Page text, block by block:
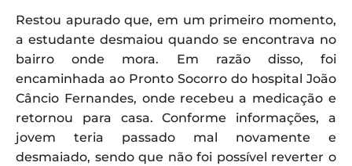
Restou apurado que, em um primeiro momento,
a estudante desmaiou quando se encontrava no
bairro onde mora. Em razão disso, foi
encaminhada ao Pronto Socorro do hospital João
Câncio Fernandes, onde recebeu a medicação e
retornou para casa. Conforme informações, a
jovem teria passado mal novamente e
desmaiado, sendo que não foi possível reverter o